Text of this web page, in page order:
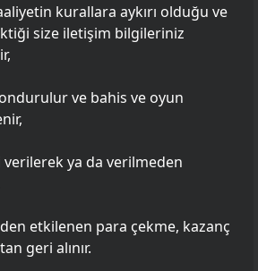
kurallara aykırı olduğu ve
size iletişim bilgileriniz
ve bahis ve oyun
ya da verilmeden
etkilenen para çekme, kazanç
geri alınır.